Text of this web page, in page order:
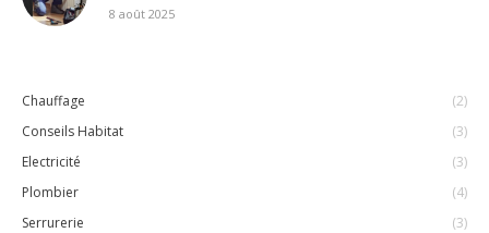
8 août 2025
Chauffage
(2)
Conseils Habitat
(3)
Electricité
(3)
Plombier
(4)
Serrurerie
(3)